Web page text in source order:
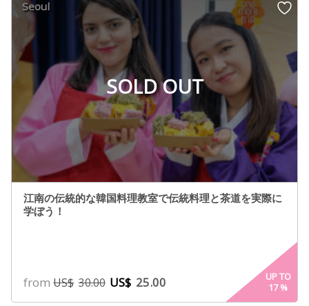
SOLD OUT
Seoul
江南の伝統的な韓国料理教室で伝統料理と茶道を実際に
学ぼう！
fromUS$ 30.00 US$ 25.00
UP TO
17%